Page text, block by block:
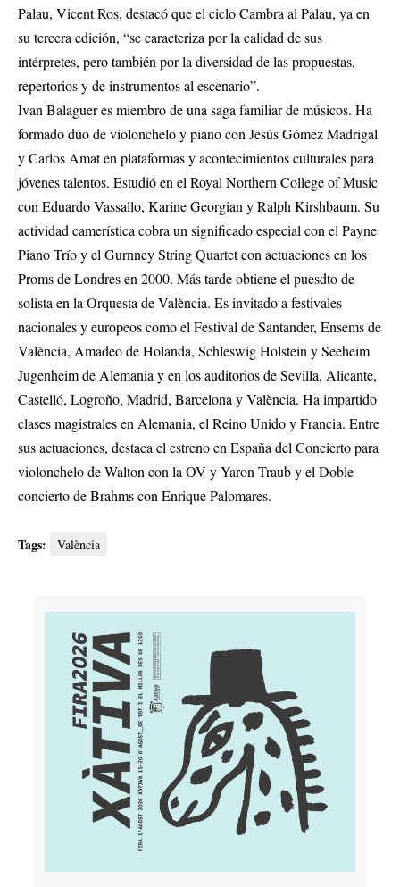
Palau, Vicent Ros, destacó que el ciclo Cambra al Palau, ya en
su tercera edición, “se caracteriza por la calidad de sus
intérpretes, pero también por la diversidad de las propuestas,
repertorios y de instrumentos al escenario”.
Ivan Balaguer es miembro de una saga familiar de músicos. Ha
formado dúo de violonchelo y piano con Jesús Gómez Madrigal
y Carlos Amat en plataformas y acontecimientos culturales para
jóvenes talentos. Estudió en el Royal Northern College of Music
con Eduardo Vassallo, Karine Georgian y Ralph Kirshbaum. Su
actividad camerística cobra un significado especial con el Payne
Piano Trío y el Gurnney String Quartet con actuaciones en los
Proms de Londres en 2000. Más tarde obtiene el puesdto de
solista en la Orquesta de València. Es invitado a festivales
nacionales y europeos como el Festival de Santander, Ensems de
València, Amadeo de Holanda, Schleswig Holstein y Seeheim
Jugenheim de Alemania y en los auditorios de Sevilla, Alicante,
Castelló, Logroño, Madrid, Barcelona y València. Ha impartido
clases magistrales en Alemania, el Reino Unido y Francia. Entre
sus actuaciones, destaca el estreno en España del Concierto para
violonchelo de Walton con la OV y Yaron Traub y el Doble
concierto de Brahms con Enrique Palomares.
Tags: València